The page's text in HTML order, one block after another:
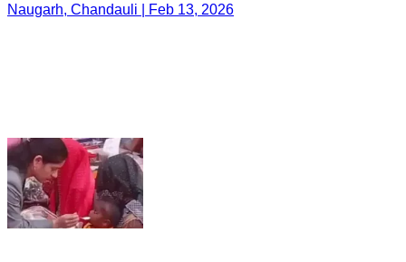
Naugarh, Chandauli | Feb 13, 2026